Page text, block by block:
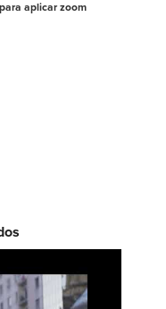
aplicar zoom